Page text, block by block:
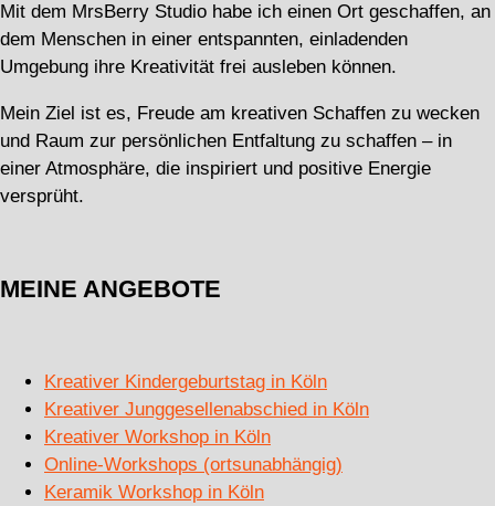
Mit dem MrsBerry Studio habe ich einen Ort geschaffen, an
dem Menschen in einer entspannten, einladenden
Umgebung ihre Kreativität frei ausleben können.
Mein Ziel ist es, Freude am kreativen Schaffen zu wecken
und Raum zur persönlichen Entfaltung zu schaffen – in
einer Atmosphäre, die inspiriert und positive Energie
versprüht.
MEINE ANGEBOTE
Kreativer Kindergeburtstag in Köln
Kreativer Junggesellenabschied in Köln
Kreativer Workshop in Köln
Online-Workshops (ortsunabhängig)
Keramik Workshop in Köln